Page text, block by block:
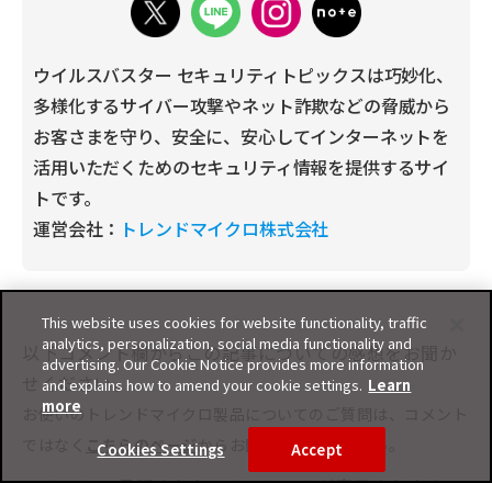
ウイルスバスター セキュリティトピックスは巧妙化、
多様化するサイバー攻撃やネット詐欺などの脅威から
お客さまを守り、安全に、安心してインターネットを
活用いただくためのセキュリティ情報を提供するサイ
トです。
運営会社： トレンドマイクロ株式会社
以下コメント欄からこの記事についての感想をお聞か
せください。
お使いのトレンドマイクロ製品についてのご質問は、コメント
こちらのページからお問い合わせください。
This website uses cookies for website functionality, traffic
analytics, personalization, social media functionality and
advertising. Our Cookie Notice provides more information
and explains how to amend your cookie settings. Learn
more
Cookies Settings Accept